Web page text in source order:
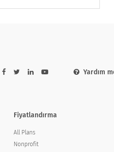
Yardım
Fiyatlandırma
All Plans
Nonprofit